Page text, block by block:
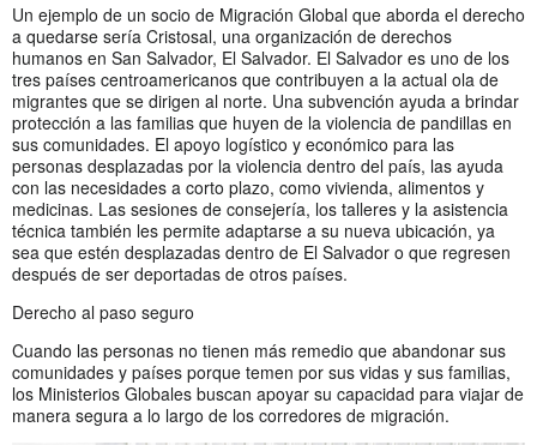
Un ejemplo de un socio de Migración Global que aborda el derecho
a quedarse sería Cristosal, una organización de derechos
humanos en San Salvador, El Salvador. El Salvador es uno de los
tres países centroamericanos que contribuyen a la actual ola de
migrantes que se dirigen al norte. Una subvención ayuda a brindar
protección a las familias que huyen de la violencia de pandillas en
sus comunidades. El apoyo logístico y económico para las
personas desplazadas por la violencia dentro del país, las ayuda
con las necesidades a corto plazo, como vivienda, alimentos y
medicinas. Las sesiones de consejería, los talleres y la asistencia
técnica también les permite adaptarse a su nueva ubicación, ya
sea que estén desplazadas dentro de El Salvador o que regresen
después de ser deportadas de otros países.
Derecho al paso seguro
Cuando las personas no tienen más remedio que abandonar sus
comunidades y países porque temen por sus vidas y sus familias,
los Ministerios Globales buscan apoyar su capacidad para viajar de
manera segura a lo largo de los corredores de migración.